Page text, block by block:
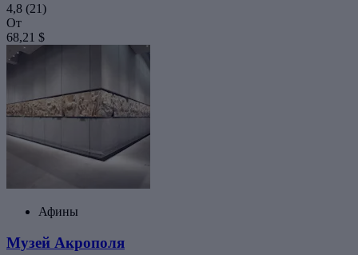
4,8 (21)
От
68,21 $
Афины
Музей Акрополя